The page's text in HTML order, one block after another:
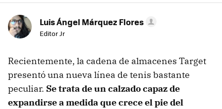
Luis Ángel Márquez Flores
Editor Jr
Recientemente, la cadena de almacenes Target
presentó una nueva línea de tenis bastante
peculiar. Se trata de un calzado capaz de
expandirse a medida que crece el pie del